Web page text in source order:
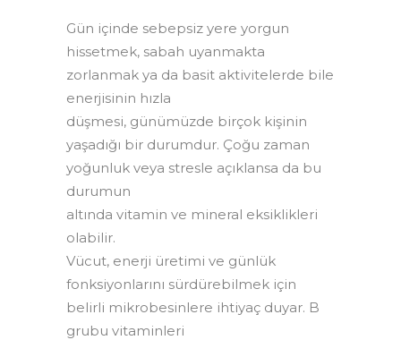
Gün içinde sebepsiz yere yorgun
hissetmek, sabah uyanmakta
zorlanmak ya da basit aktivitelerde bile
enerjisinin hızla
düşmesi, günümüzde birçok kişinin
yaşadığı bir durumdur. Çoğu zaman
yoğunluk veya stresle açıklansa da bu
durumun
altında vitamin ve mineral eksiklikleri
olabilir.
Vücut, enerji üretimi ve günlük
fonksiyonlarını sürdürebilmek için
belirli mikrobesinlere ihtiyaç duyar. B
grubu vitaminleri